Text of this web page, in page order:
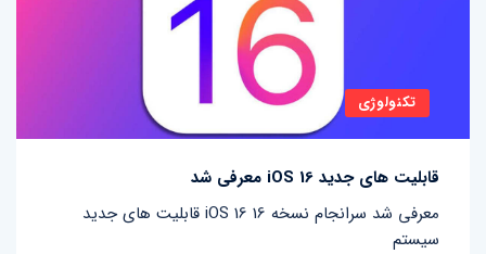
تکنولوژی
قابلیت های جدید iOS 16 معرفی شد
قابلیت های جدید iOS 16 معرفی شد سرانجام نسخه 16
سیستم